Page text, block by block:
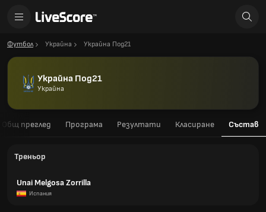
Футбол Украйна Украйна Под21
Украйна Под21
Украйна
Общ преглед Програма Резултати Класиране Състав
Треньор
Unai Melgosa Zorrilla
Испания